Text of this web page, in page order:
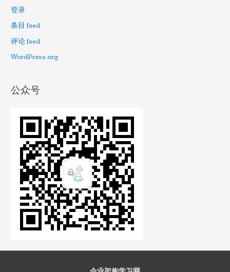
登录
条目 feed
评论 feed
WordPress.org
公众号